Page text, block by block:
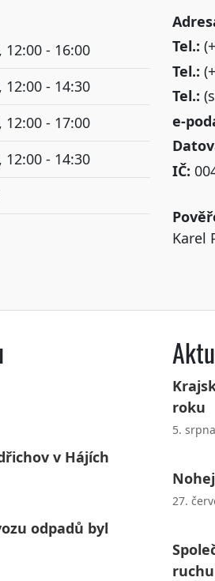
12:00 - 16:00
12:00 - 14:30
12:00 - 17:00
12:00 - 14:30
Tel.:
Tel.:
Tel.:
e-
IČ:
Karel
v Hájích
odpadů byl
roku
5.
27.